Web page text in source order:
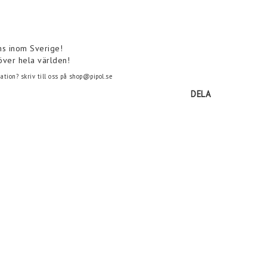
inom Sverige!
hela världen!
skriv till oss på shop@pipol.se
DELA